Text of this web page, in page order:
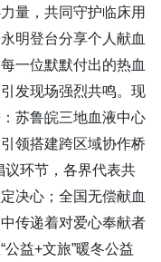
量，共同守护临床用
明登台分享个人献血
一位默默付出的热血
发现场强烈共鸣。现
苏鲁皖三地血液中心
领搭建跨区域协作桥
议环节，各界代表共
决心；全国无偿献血
传递着对爱心奉献者
益+文旅”暖冬公益